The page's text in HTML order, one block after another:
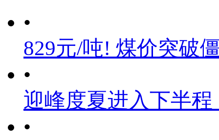
•
829元/吨! 煤价突破
•
迎峰度夏进入下半
•